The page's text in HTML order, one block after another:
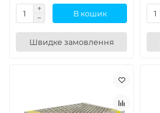
В кошик
Швидке замовлення